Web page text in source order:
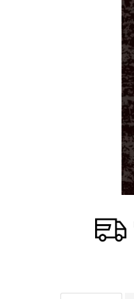
Științe Sociale si